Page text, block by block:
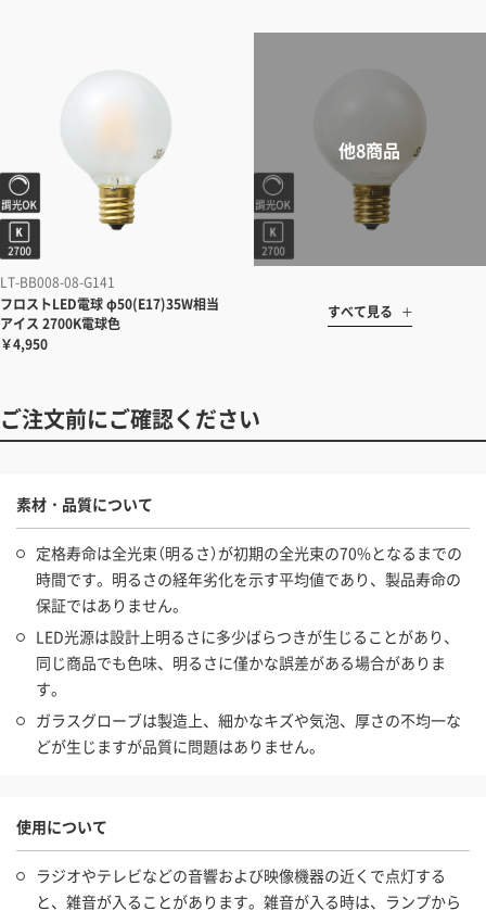
LT-BB008-08-G141
フロストLED電球 φ50(E17)35W相当
アイス 2700K電球色
￥4,950
すべて見る
ご注文前にご確認ください
素材・品質について
定格寿命は全光束（明るさ）が初期の全光束の70%となるまでの
時間です。明るさの経年劣化を示す平均値であり、製品寿命の
保証ではありません。
LED光源は設計上明るさに多少ばらつきが生じることがあり、
同じ商品でも色味、明るさに僅かな誤差がある場合がありま
す。
ガラスグローブは製造上、細かなキズや気泡、厚さの不均一な
どが生じますが品質に問題はありません。
使用について
ラジオやテレビなどの音響および映像機器の近くで点灯する
と、雑音が入ることがあります。雑音が入る時は、ランプから